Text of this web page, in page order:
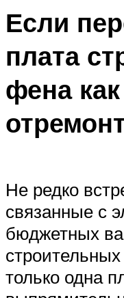
Если
плата
фена как
Не редко
связанные с
бюджетных
только одна